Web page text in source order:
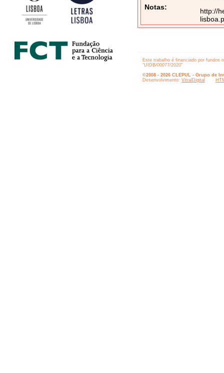
Notas:
http://
Este trabalho é financiado por fundos
“UIDB/00077/2020”
©2008 - 2026 CLEPUL - Grupo de
Desenvolvimento: VitralDigital